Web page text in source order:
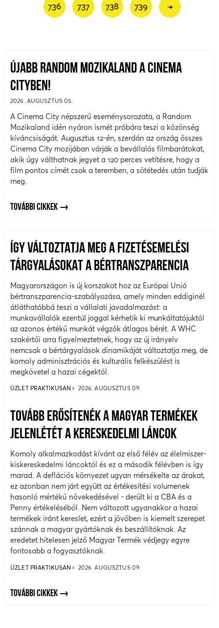
736 737 738 739 →
ÚJABB RANDOM MOZIKALAND A CINEMA
CITYBEN!
2026. AUGUSZTUS 05.
A Cinema City népszerű eseménysorozata, a Random
Mozikaland idén nyáron ismét próbára teszi a közönség
kíváncsiságát. Augusztus 12-én, szerdán az ország összes
Cinema City mozijában várják a bevállalós filmbarátokat,
akik úgy válthatnak jegyet a 120 perces vetítésre, hogy a
film pontos címét csak a teremben, a sötétedés után tudják
meg.
TOVÁBBI CIKKEK
ÍGY VÁLTOZTATJA MEG A FIZETÉSEMELÉSI
TÁRGYALÁSOKAT A BÉRTRANSZPARENCIA
Magyarországon is új korszakot hoz az Európai Unió
bértranszparencia-szabályozása, amely minden eddiginél
átláthatóbbá teszi a vállalati javadalmazást: a
munkavállalók ezentúl joggal kérhetik ki munkáltatójuktól
az azonos értékű munkát végzők átlagos bérét. A WHC
szakértői arra figyelmeztetnek, hogy az új irányelv
nemcsak a bértárgyalások dinamikáját változtatja meg, de
komoly adminisztrációs és kulturális felkészülést is
megkövetel a hazai cégektől.
ÜZLET PRAKTIKUSAN 2026. AUGUSZTUS 09.
TOVÁBB ERŐSÍTENÉK A MAGYAR TERMÉKEK
JELENLÉTÉT A KERESKEDELMI LÁNCOK
Komoly alkalmazkodást kívánt az első félév az élelmiszer-
kiskereskedelmi láncoktól és ez a második félévben is így
marad. A deflációs környezet ugyan mérsékelte az árakat,
ez azonban nem járt együtt az értékesítési volumenek
hasonló mértékű növekedésével - derült ki a CBA és a
Penny értékeléséből. Nem változott ugyanakkor a hazai
termékek iránt kereslet, ezért a jövőben is kiemelt szerepet
szánnak a magyar gyártóknak és beszállítóknak. Az
eredetet hitelesen jelző Magyar Termék védjegy egyre
fontosabb a fogyasztóknak.
ÜZLET PRAKTIKUSAN 2026. AUGUSZTUS 09.
TOVÁBBI CIKKEK